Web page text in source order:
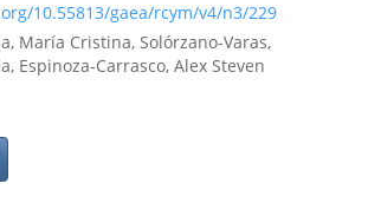
10.55813/gaea/rcym/v4/n3/229
María Cristina, Solórzano-Varas,
Espinoza-Carrasco, Alex Steven